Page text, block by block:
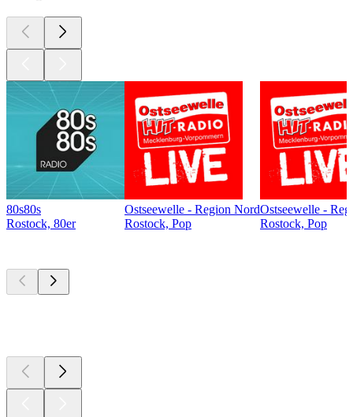
80s80s
Rostock, 80er
Ostseewelle - Region Nord
Rostock, Pop
Ostseewelle -
Rostock, Pop